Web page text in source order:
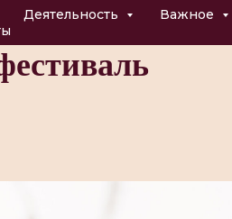
Деятельность
Важное